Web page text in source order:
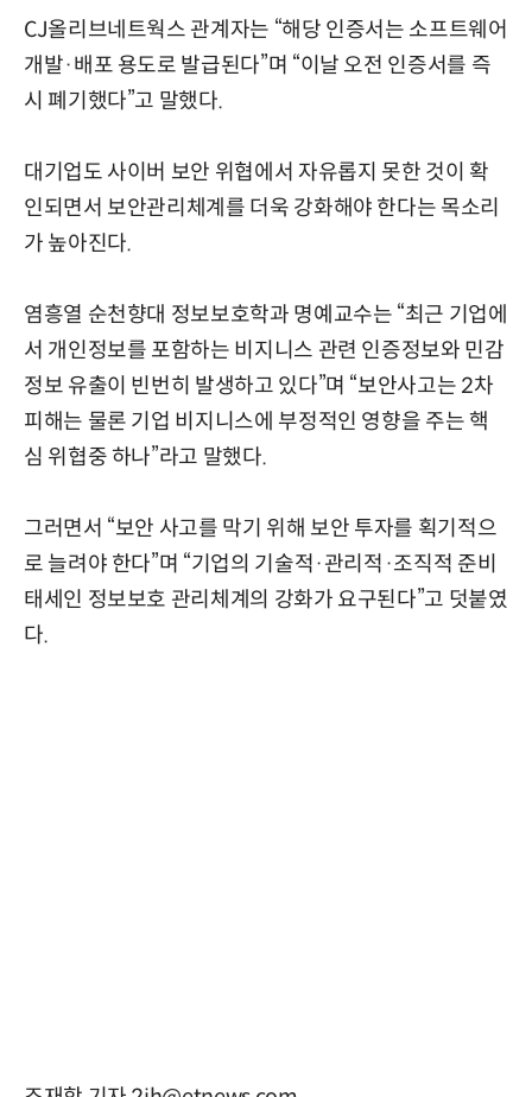
CJ올리브네트웍스 관계자는 “해당 인증서는 소프트웨어
개발·배포 용도로 발급된다”며 “이날 오전 인증서를 즉
시 폐기했다”고 말했다.
대기업도 사이버 보안 위협에서 자유롭지 못한 것이 확
인되면서 보안관리체계를 더욱 강화해야 한다는 목소리
가 높아진다.
염흥열 순천향대 정보보호학과 명예교수는 “최근 기업에
서 개인정보를 포함하는 비지니스 관련 인증정보와 민감
정보 유출이 빈번히 발생하고 있다”며 “보안사고는 2차
피해는 물론 기업 비지니스에 부정적인 영향을 주는 핵
심 위협중 하나”라고 말했다.
그러면서 “보안 사고를 막기 위해 보안 투자를 획기적으
로 늘려야 한다”며 “기업의 기술적·관리적·조직적 준비
태세인 정보보호 관리체계의 강화가 요구된다”고 덧붙였
다.